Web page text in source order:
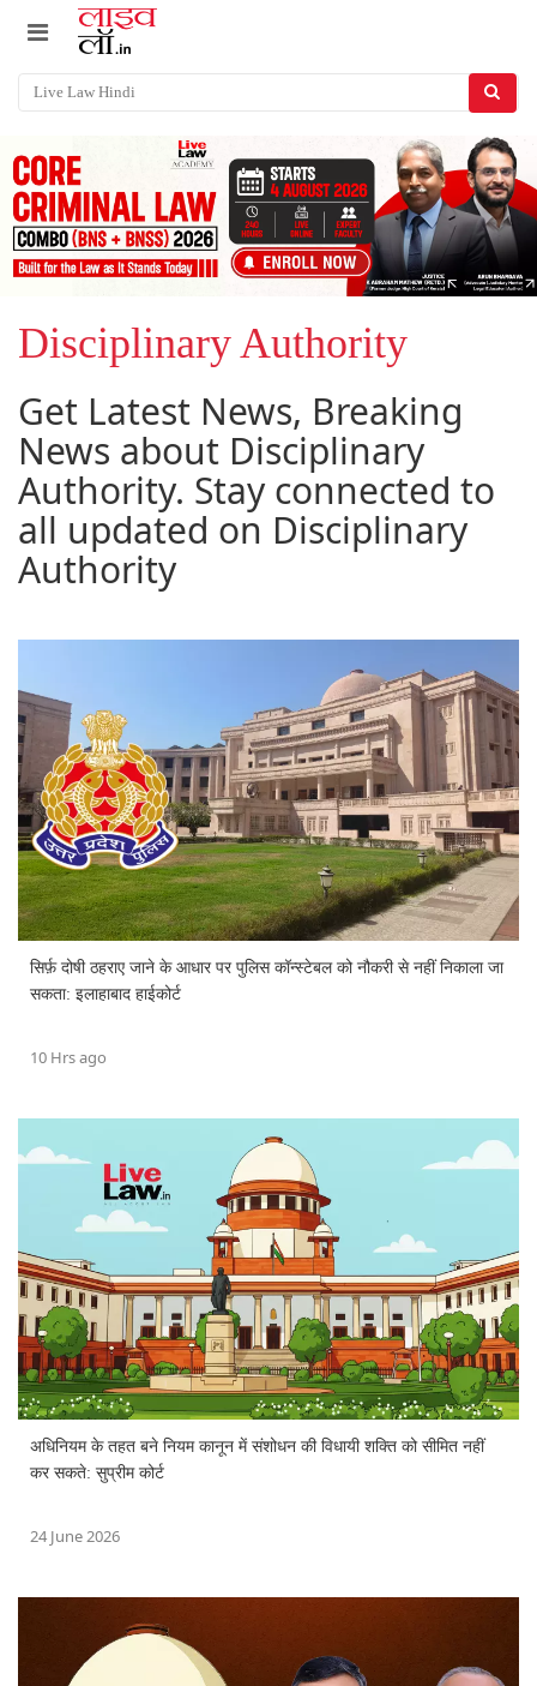
Disciplinary Authority
Get Latest News, Breaking
News about Disciplinary
Authority. Stay connected to
all updated on Disciplinary
Authority
सिर्फ़ दोषी ठहराए जाने के आधार पर पुलिस कॉन्स्टेबल को नौकरी से नहीं निकाला जा
सकता: इलाहाबाद हाईकोर्ट
10 Hrs ago
अधिनियम के तहत बने नियम कानून में संशोधन की विधायी शक्ति को सीमित नहीं
कर सकते: सुप्रीम कोर्ट
24 June 2026